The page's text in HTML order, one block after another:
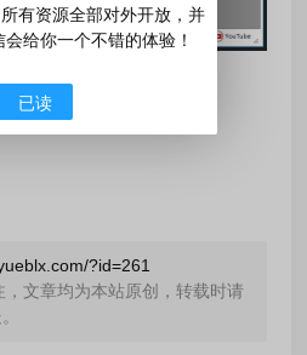
赏
?id=261
，文章均为本站原创，转载时请
有资源全部对外开放，并
给你一个不错的体验！
已读